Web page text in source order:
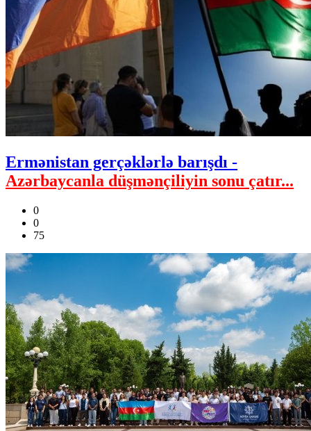
Ermənistan gerçəklərlə barışdı -
Azərbaycanla düşmənçiliyin sonu çatır...
0
0
75